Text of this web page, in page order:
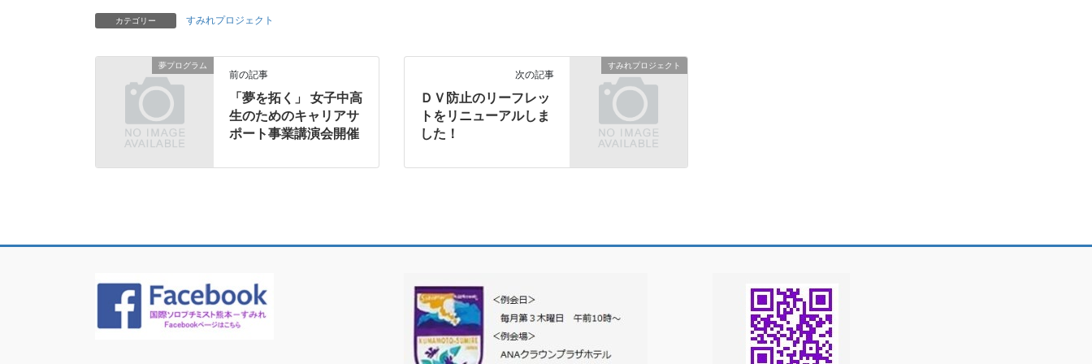
カテゴリー すみれプロジェクト
夢プログラム
前の記事
「夢を拓く」 女子中高
生のためのキャリアサ
ポート事業講演会開催
すみれプロジェクト
次の記事
ＤＶ防止のリーフレッ
トをリニューアルしま
した！